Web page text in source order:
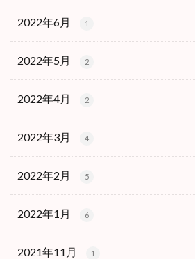
2022年6月 1
2022年5月 2
2022年4月 2
2022年3月 4
2022年2月 5
2022年1月 6
2021年11月 1